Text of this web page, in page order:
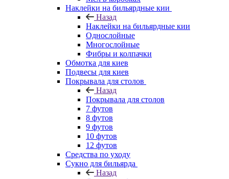
Наклейки на бильярдные кии
Назад
Наклейки на бильярдные кии
Однослойные
Многослойные
Фибры и колпачки
Обмотка для киев
Подвесы для киев
Покрывала для столов
Назад
Покрывала для столов
7 футов
8 футов
9 футов
10 футов
12 футов
Средства по уходу
Сукно для бильярда
Назад